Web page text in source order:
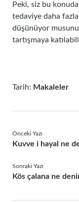
Peki, siz bu
tedaviye daha fazla
düşünüyor
tartışmaya
Tarih: Makaleler
Önceki Yazı
Kuvve i hayal ne
Sonraki Yazı
Kös çalana ne